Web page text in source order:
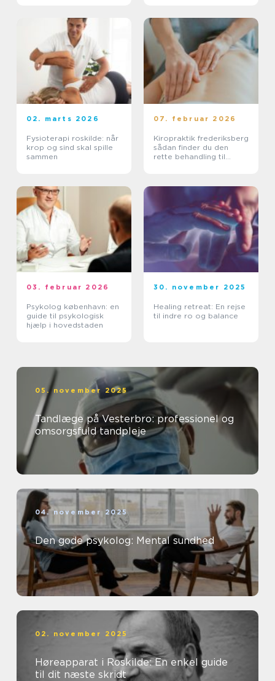
02. marts 2026
Fysioterapi roskilde: når
krop og sind skal spille
sammen
07. februar 2026
Kiropraktik frederiksberg
sådan finder du den
rette behandling til
03. februar 2026
Psykolog københavn: en
guide til psykologisk
hjælp i hovedstaden
30. november 2025
Healing retreat: En rejse
til indre ro og balance
05. november 2025
Tandlæge på Vesterbro: professionel og
omsorgsfuld tandpleje
04. november 2025
Den gode psykolog: Mental sundhed
02. november 2025
Høreapparat i Roskilde: En enkel guide
til dit næste skridt